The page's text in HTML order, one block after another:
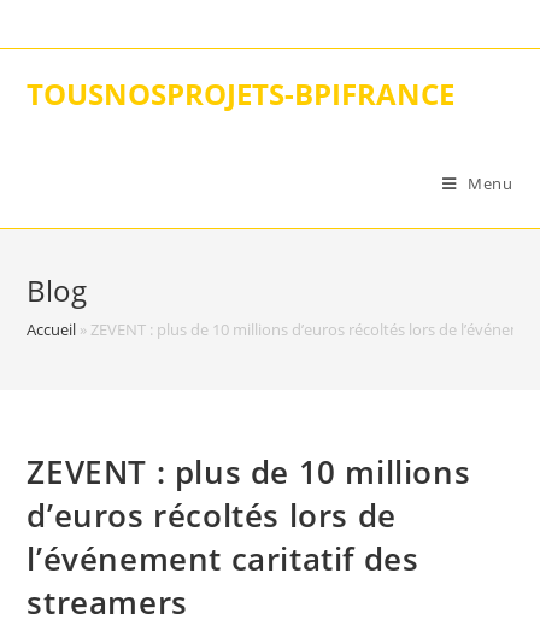
to
TOUSNOSPROJETS-BPIFRANCE
Menu
Blog
Accueil » ZEVENT : plus de 10 millions d’euros récoltés lors de
ZEVENT : plus de 10 millions
d’euros récoltés lors de
l’événement caritatif des
streamers